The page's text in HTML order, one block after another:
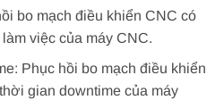
bo mạch điều khiển CNC có
việc của máy CNC.
Phục hồi bo mạch điều khiển
gian downtime của máy